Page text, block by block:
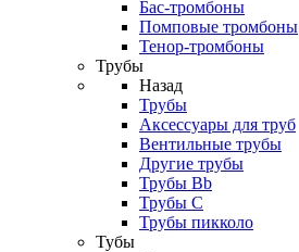
Бас-тромбоны
Помповые тромбоны
Тенор-тромбоны
Трубы
Назад
Трубы
Аксессуары для труб
Вентильные трубы
Другие трубы
Трубы Bb
Трубы C
Трубы пикколо
Тубы